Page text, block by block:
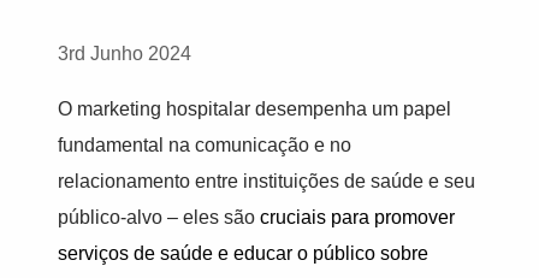
3rd Junho 2024
O marketing hospitalar desempenha um papel
fundamental na comunicação e no
relacionamento entre instituições de saúde e seu
público-alvo – eles são cruciais para promover
serviços de saúde e educar o público sobre